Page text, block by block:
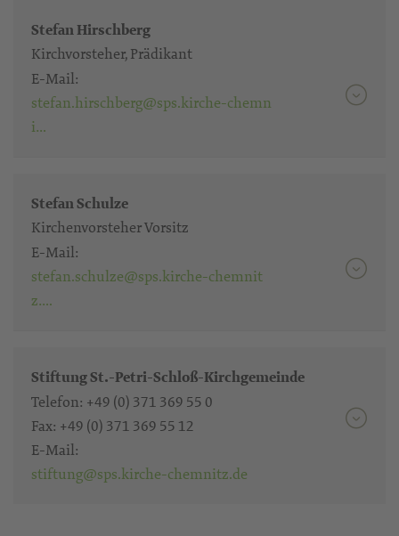
Stefan Hirschberg
Kirchvorsteher, Prädikant
E-Mail:
stefan.hirschberg@sps.kirche-chemn
i…
Stefan Schulze
Kirchenvorsteher Vorsitz
E-Mail:
stefan.schulze@sps.kirche-chemnit
z….
Stiftung St.-Petri-Schloß-Kirchgemeinde
Telefon: +49 (0) 371 369 55 0
Fax: +49 (0) 371 369 55 12
E-Mail:
stiftung@sps.kirche-chemnitz.de